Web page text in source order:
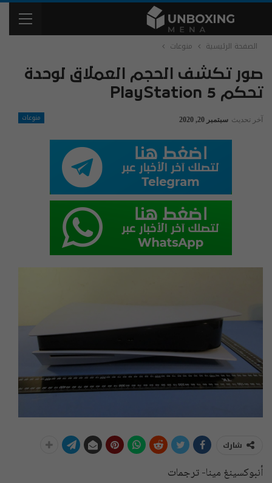
الصفحة الرئيسية منوعات
صور تكشف الحجم العملاق لوحدة
تحكم PlayStation 5
منوعات آخر تحديث سبتمبر 20, 2020
شارك
أنبوكسينغ مينا- ترجمات